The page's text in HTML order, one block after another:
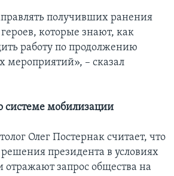
получивших ранения
которые знают, как
работу по продолжению
мероприятий», – сказал
системе мобилизации
Олег Постернак считает, что
президента в условиях
отражают запрос общества на